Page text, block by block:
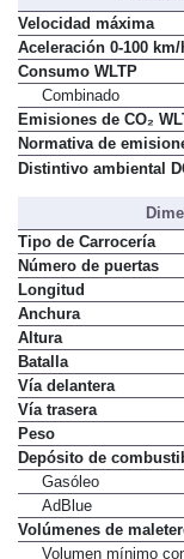
Velocidad máxima
Aceleración 0-100 km/h
Consumo WLTP
Combinado
Emisiones de CO₂
Normativa de
Tipo de Carrocería
Número de puertas
Longitud
Anchura
Altura
Batalla
Vía delantera
Vía trasera
Peso
Depósito de
Gasóleo
AdBlue
Volúmenes de